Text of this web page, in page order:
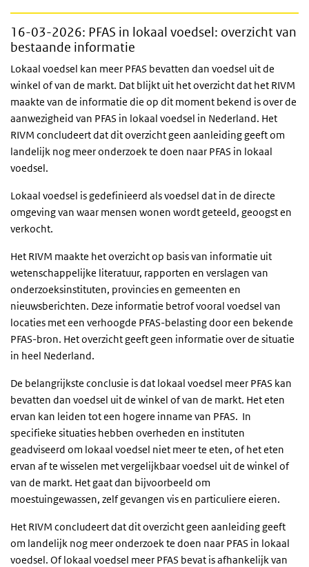
16-03-2026: PFAS in lokaal voedsel: overzicht van
bestaande informatie
Lokaal voedsel kan meer PFAS bevatten dan voedsel uit de
winkel of van de markt. Dat blijkt uit het overzicht dat het RIVM
maakte van de informatie die op dit moment bekend is over de
aanwezigheid van PFAS in lokaal voedsel in Nederland. Het
RIVM concludeert dat dit overzicht geen aanleiding geeft om
landelijk nog meer onderzoek te doen naar PFAS in lokaal
voedsel.
Lokaal voedsel is gedefinieerd als voedsel dat in de directe
omgeving van waar mensen wonen wordt geteeld, geoogst en
verkocht.
Het RIVM maakte het overzicht op basis van informatie uit
wetenschappelijke literatuur, rapporten en verslagen van
onderzoeksinstituten, provincies en gemeenten en
nieuwsberichten. Deze informatie betrof vooral voedsel van
locaties met een verhoogde PFAS-belasting door een bekende
PFAS-bron. Het overzicht geeft geen informatie over de situatie
in heel Nederland.
De belangrijkste conclusie is dat lokaal voedsel meer PFAS kan
bevatten dan voedsel uit de winkel of van de markt. Het eten
ervan kan leiden tot een hogere inname van PFAS. In
specifieke situaties hebben overheden en instituten
geadviseerd om lokaal voedsel niet meer te eten, of het eten
ervan af te wisselen met vergelijkbaar voedsel uit de winkel of
van de markt. Het gaat dan bijvoorbeeld om
moestuingewassen, zelf gevangen vis en particuliere eieren.
Het RIVM concludeert dat dit overzicht geen aanleiding geeft
om landelijk nog meer onderzoek te doen naar PFAS in lokaal
voedsel. Of lokaal voedsel meer PFAS bevat is afhankelijk van